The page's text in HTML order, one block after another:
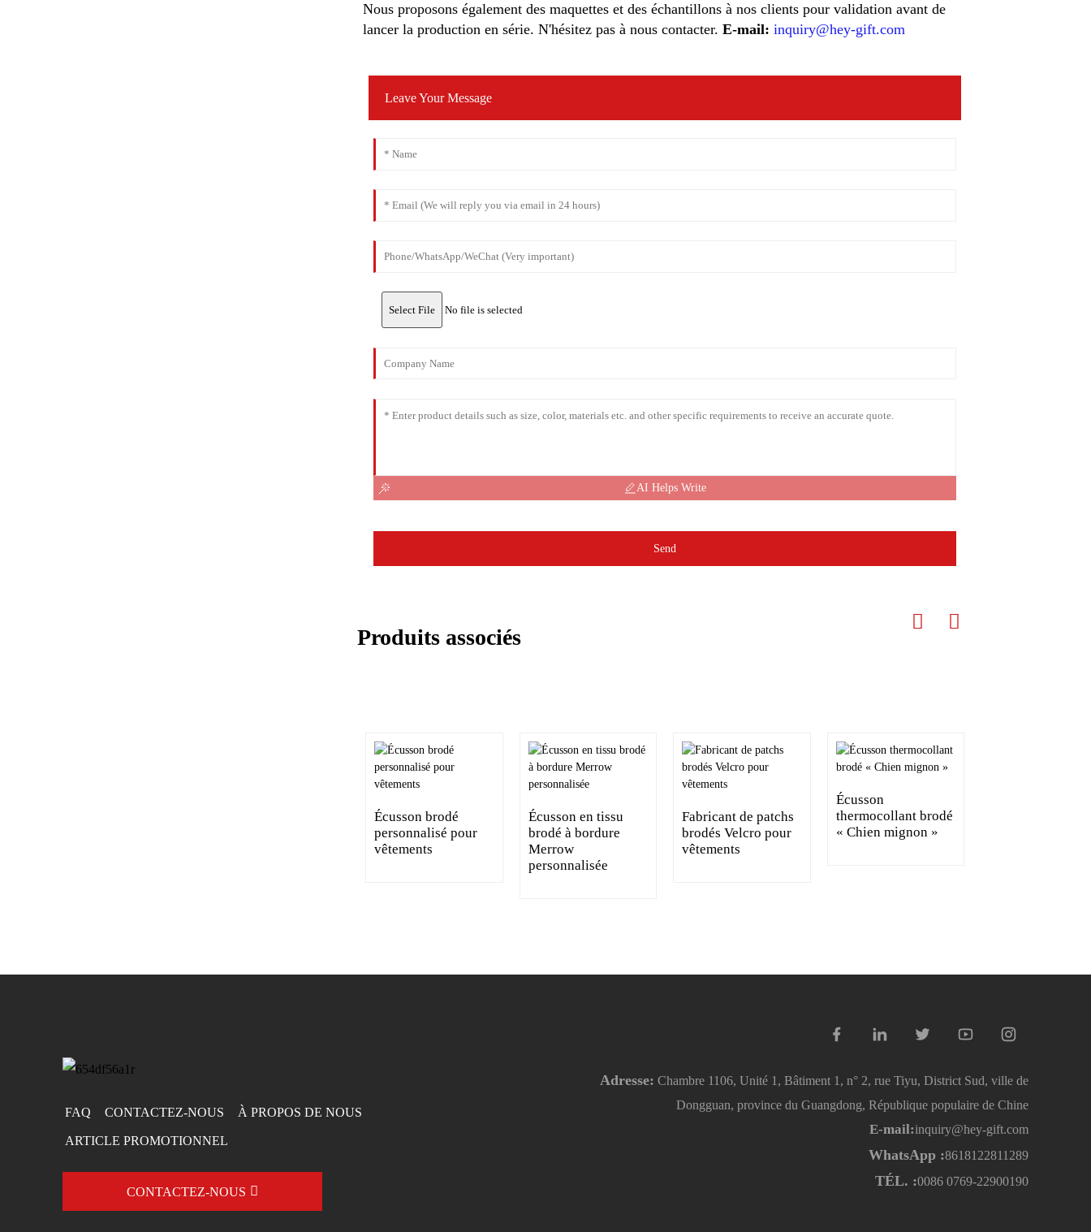
Nous proposons également des maquettes et des échantillons à nos clients pour validation avant de
lancer la production en série. N'hésitez pas à nous contacter. E-mail: inquiry@hey-gift.com
Leave Your Message
Select File No file is selected
AI Helps Write
Send
Produits associés
Écusson brodé
personnalisé pour
vêtements
Écusson en tissu
brodé à bordure
Merrow
personnalisée
Fabricant de patchs
brodés Velcro pour
vêtements
Écusson
thermocollant brodé
« Chien mignon »
FAQ CONTACTEZ-NOUS À PROPOS DE NOUS
ARTICLE PROMOTIONNEL
CONTACTEZ-NOUS
Adresse: Chambre 1106, Unité 1, Bâtiment 1, n° 2, rue Tiyu, District Sud, ville de
Dongguan, province du Guangdong, République populaire de Chine
E-mail:inquiry@hey-gift.com
WhatsApp :8618122811289
TÉL. :0086 0769-22900190